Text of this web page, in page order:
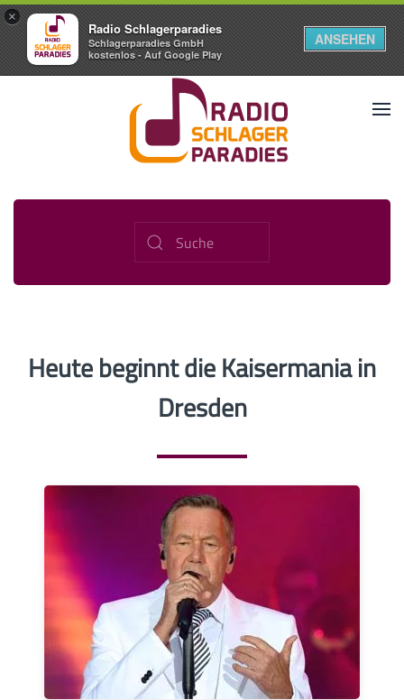
×
Radio Schlagerparadies
Schlagerparadies GmbH
kostenlos - Auf Google Play
ANSEHEN
Heute beginnt die Kaisermania in
Dresden